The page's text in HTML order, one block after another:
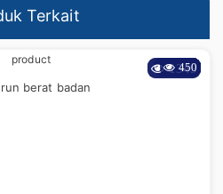
Terkait
berat badan
2779
2592
4344
313
766
1067
4338
603
1349
450